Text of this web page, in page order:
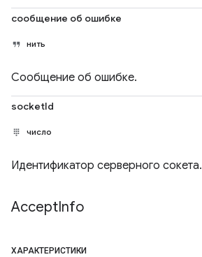
сообщение об ошибке
нить
Сообщение об ошибке.
socketId
число
Идентификатор серверного сокета.
AcceptInfo
ХАРАКТЕРИСТИКИ